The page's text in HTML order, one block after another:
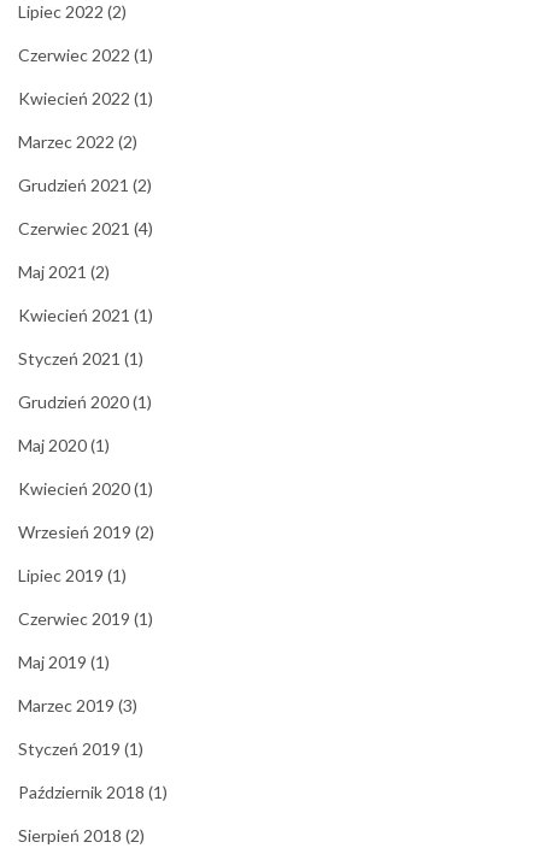
Lipiec 2022 (2)
Czerwiec 2022 (1)
Kwiecień 2022 (1)
Marzec 2022 (2)
Grudzień 2021 (2)
Czerwiec 2021 (4)
Maj 2021 (2)
Kwiecień 2021 (1)
Styczeń 2021 (1)
Grudzień 2020(1)
Maj 2020(1)
Kwiecień 2020(1)
Wrzesień 2019 (2)
Lipiec 2019 (1)
Czerwiec 2019 (1)
Maj 2019 (1)
Marzec 2019 (3)
Styczeń 2019 (1)
Październik 2018 (1)
Sierpień 2018 (2)